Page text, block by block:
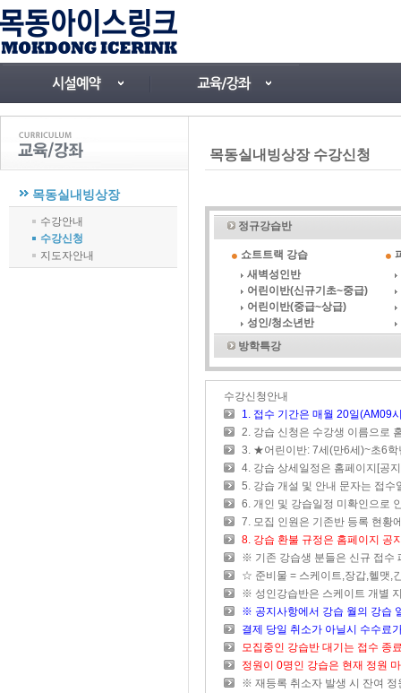
목동실내빙상장
수강안내
수강신청
지도자안내
목동실내빙상장 수강신청
정규강습반
쇼트트랙 강습
새벽성인반
어린이반(신규기초~중급)
어린이반(중급~상급)
성인/청소년반
방학특강
수강신청안내
1. 접수 기간은 매월 20일(AM09
2. 강습 신청은 수강생 이름으로
3. ★어린이반: 7세(만6세)~초6
4. 강습 상세일정은 홈페이지[공
5. 강습 개설 및 안내 문자는 접
6. 개인 및 강습일정 미확인으로
7. 모집 인원은 기존반 등록 현황
8. 강습 환불 규정은 홈페이지 공
※ 기존 강습생 분들은 신규 접수
☆ 준비물 = 스케이트,장갑,헬맷,
※ 성인강습반은 스케이트 개별
※ 공지사항에서 강습 월의 강습
결제 당일 취소가 아닐시 수수료
모집중인 강습반 대기는 접수 종
정원이 0명인 강습은 현재 정원
※ 재등록 취소자 발생 시 잔여 정